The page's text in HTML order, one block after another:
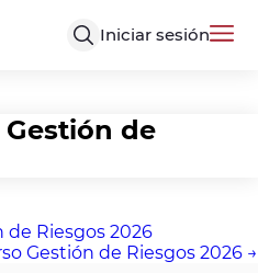
Iniciar sesión
Gestión de
de Riesgos 2026
Gestión de Riesgos 2026